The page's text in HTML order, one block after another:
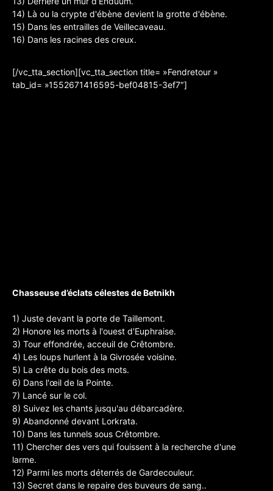
14) Là ou la crypte d'ébène devient la grotte d'ébène.
15) Dans les entrailles de Veillecaveau.
16) Dans les racines des creux.
[/vc_tta_section][vc_tta_section title= »Fendretour »
tab_id= »1552671416595-bef04815-3ef7″]
Chasseuse d’éclats célestes de Betnikh
1) Juste devant la porte de Taillemont.
2) Honore les morts à l'ouest d'Euphraise.
3) Tour effondrée, acceuil de Crêtombre.
4) Les loups hurlent à la Givrosée voisine.
5) La crête du bois des mots.
6) Dans l'œil de la Pointe.
7) Lancé sur le col.
8) Suivez les chants jusqu'au débarcadère.
9) Abandonné devant Lorkrata.
10) Dans les tunnels sous Crêtombre.
11) Chercher des vers qui fouissent à la recherche d'une
larme.
12) Parmi les morts déterrés de Gardecouleur.
13) Secret dans le repaire des buveurs de sang..